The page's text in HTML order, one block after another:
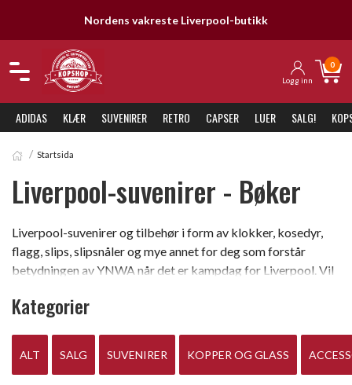
Nordens vakreste Liverpool-butikk
Logg inn
0
ADIDAS KLÆR SUVENIRER RETRO CAPSER LUER SALG!
Startsida
Liverpool-suvenirer - Bøker
Liverpool-suvenirer og tilbehør i form av klokker, kosedyr,
flagg, slips, slipsnåler og mye annet for deg som forstår
betydningen av YNWA når det er kampdag for Liverpool. Vil
biografi eller annet så har vi til og med Liverpool-bøker og
Kategorier
ALT SALG SUVENIRER KOPPER OG GLASS